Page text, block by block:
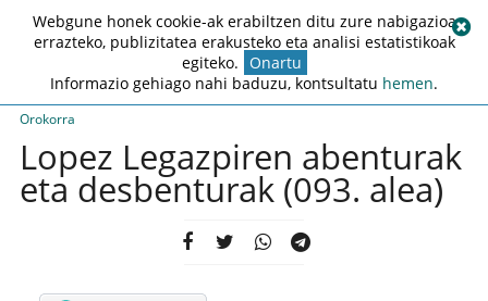
Orokorra
Lopez Legazpiren abenturak
eta desbenturak (093. alea)
Webgune honek cookie-ak erabiltzen ditu zure nabigazioa
errazteko, publizitatea erakusteko eta analisi estatistikoak
egiteko. Onartu
Informazio gehiago nahi baduzu, kontsultatu hemen.